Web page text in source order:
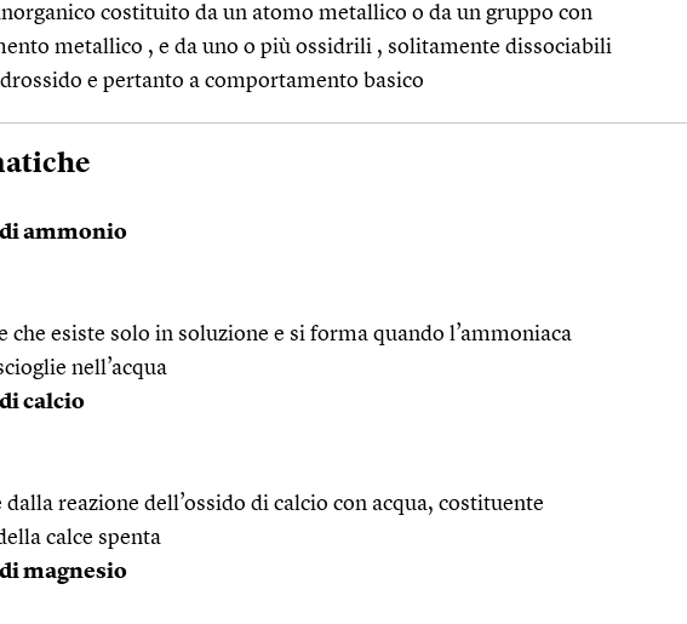
costituito da un atomo metallico o da un gruppo con
metallico , e da uno o più ossidrili , solitamente dissociabili
e pertanto a comportamento basico
ammonio
che esiste solo in soluzione e si forma quando l’ammoniaca
nell’acqua
calcio
reazione dell’ossido di calcio con acqua, costituente
calce spenta
magnesio